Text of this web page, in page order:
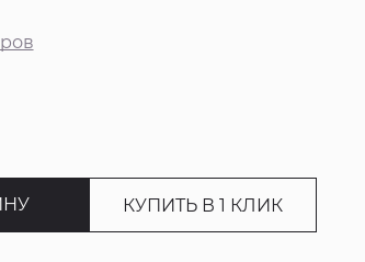
КУПИТЬ В 1 КЛИК